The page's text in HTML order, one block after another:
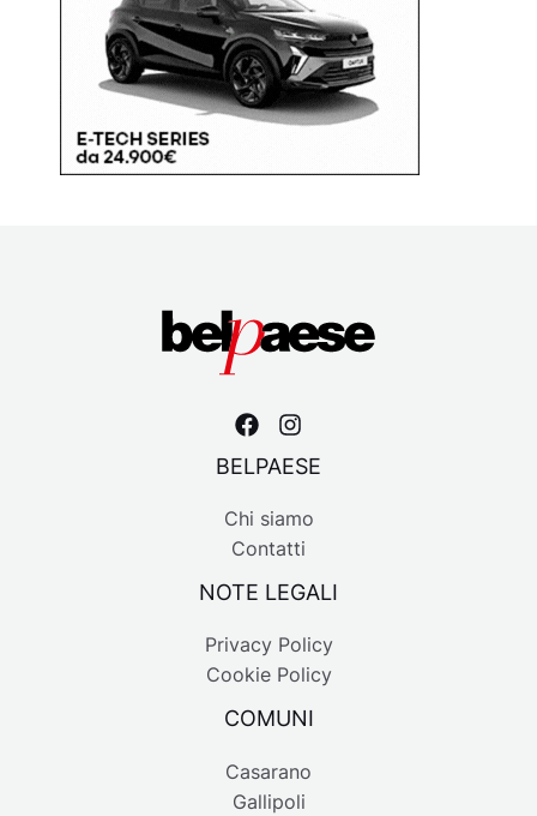
BELPAESE
Chi siamo
Contatti
NOTE LEGALI
Privacy Policy
Cookie Policy
COMUNI
Casarano
Gallipoli